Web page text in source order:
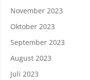
November 2023
Oktober 2023
September 2023
August 2023
Juli 2023